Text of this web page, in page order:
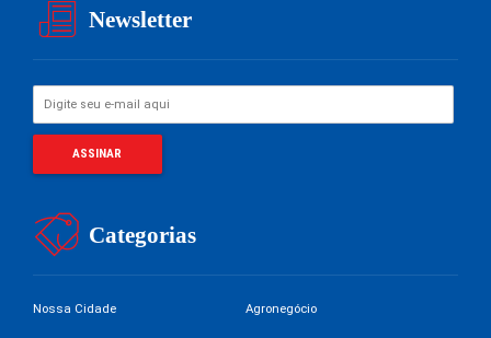
Newsletter
Categorias
Nossa Cidade Agronegócio